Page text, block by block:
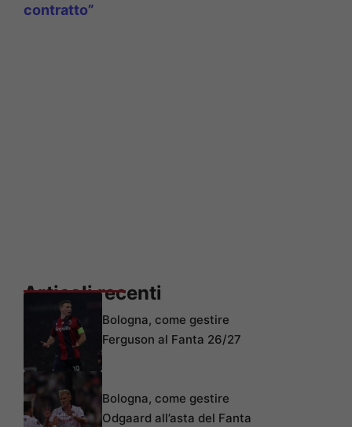
contratto”
Articoli recenti
Bologna, come gestire
Ferguson al Fanta 26/27
Bologna, come gestire
Odgaard all’asta del Fanta